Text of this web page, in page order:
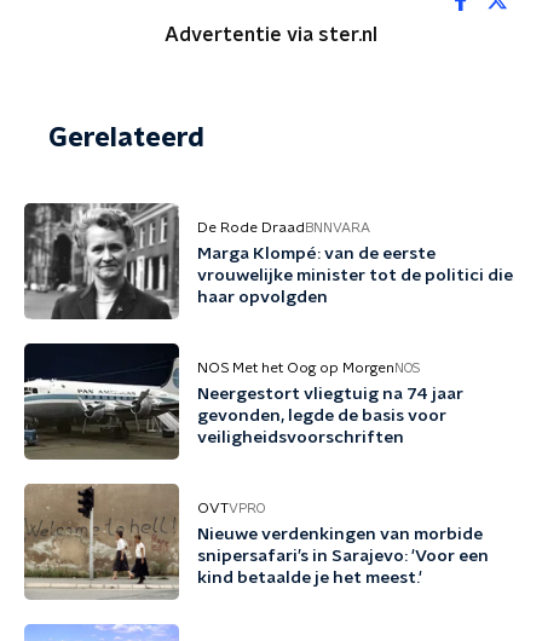
Advertentie via ster.nl
Gerelateerd
De Rode Draad BNNVARA
Marga Klompé: van de eerste
vrouwelijke minister tot de politici die
haar opvolgden
NOS Met het Oog op Morgen NOS
Neergestort vliegtuig na 74 jaar
gevonden, legde de basis voor
veiligheidsvoorschriften
OVTVPRO
Nieuwe verdenkingen van morbide
snipersafari’s in Sarajevo: 'Voor een
kind betaalde je het meest.'